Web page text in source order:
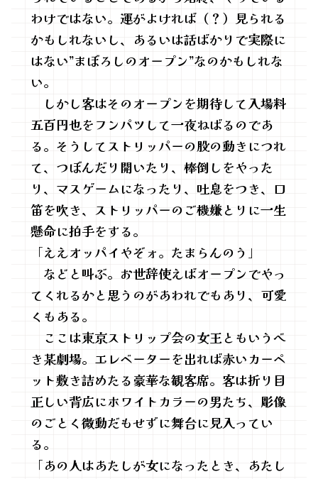
わけではない。運がよければ（？）見られる
かもしれないし、あるいは話ばかりで実際に
はない”まぼろしのオープン”なのかもしれな
い。
しかし客はそのオープンを期待して入場料
五百円也をフンパツして一夜ねばるのであ
る。そうしてストリッパーの股の動きにつれ
て、つぼんだり開いたり、棒倒しをやった
り、マスゲームになったり、吐息をつき、口
笛を吹き、ストリッパーのご機嫌とりに一生
懸命に拍手をする。
「ええオッパイやぞォ。たまらんのう」
などと叫ぶ。お世辞使えばオープンでやっ
てくれるかと思うのがあわれでもあり、可愛
くもある。
ここは東京ストリップ会の女王ともいうべ
き某劇場。エレベーターを出れば赤いカーペ
ット敷き詰めたる豪華な観客席。客は折り目
正しい背広にホワイトカラーの男たち、彫像
のごとく微動だもせずに舞台に見入ってい
る。
「あの人はあたしが女になったとき、あたし